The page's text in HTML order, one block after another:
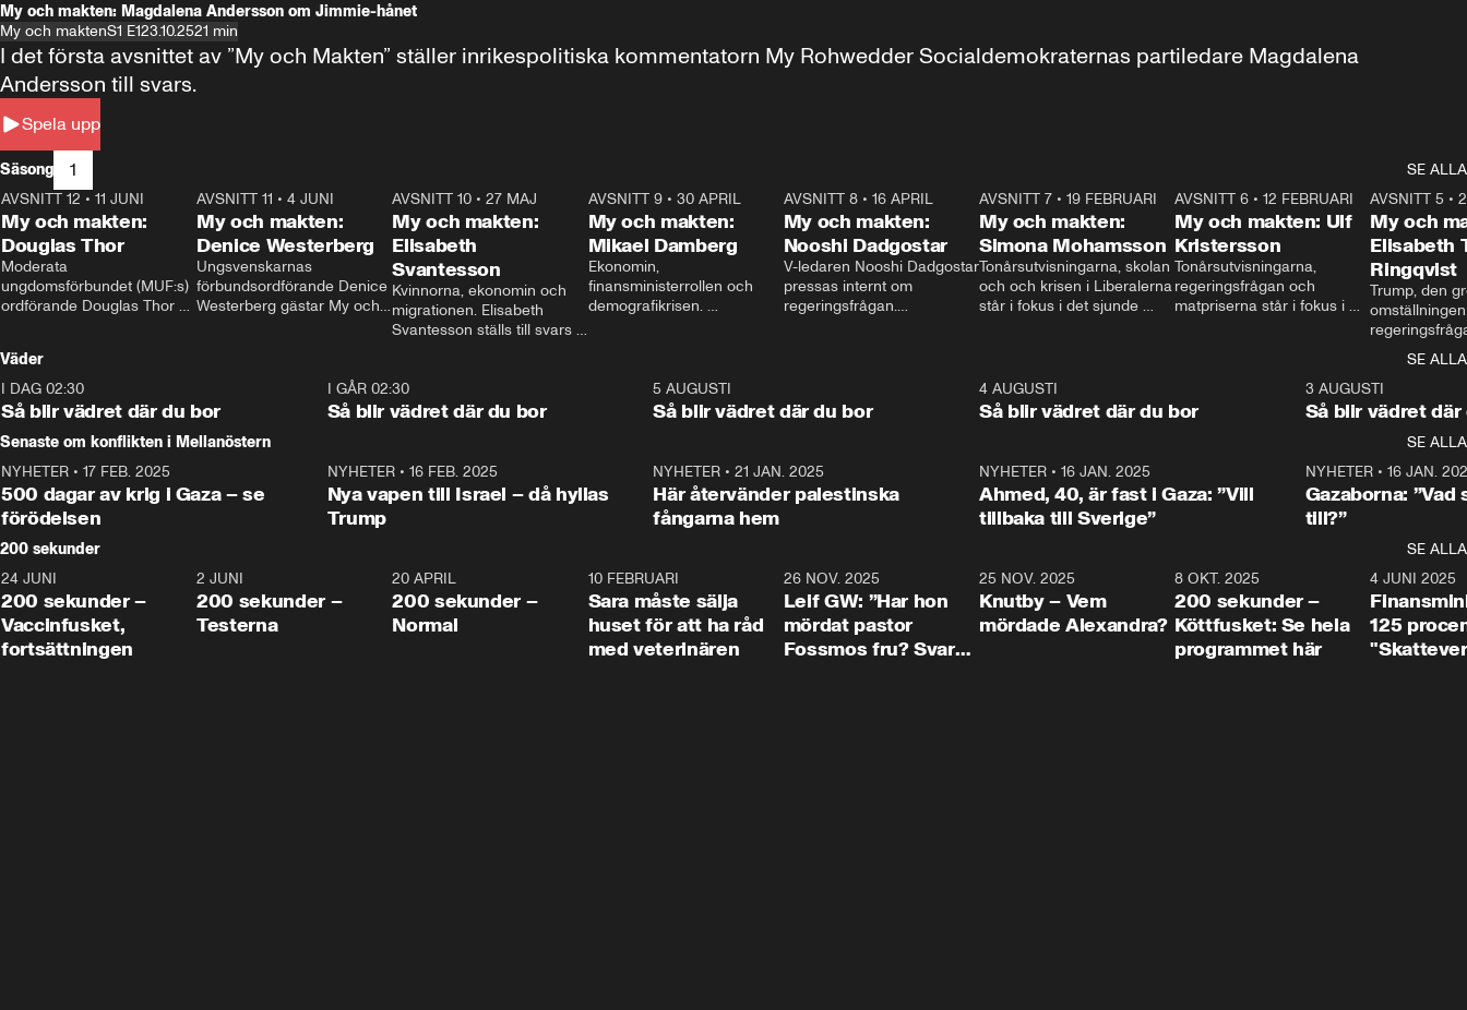
My och makten: Magdalena Andersson om Jimmie-hånet
My och maktenS1 E123.10.2521 min
Spela upp
I det första avsnittet av ”My och Makten” ställer inrikespolitiska kommentatorn My Rohwedder Socialdemokraternas partiledare Magdalena
Andersson till svars.
Säsong 1
SE ALLA
26:27
AVSNITT 12 • 11 JUNI
My och makten:
Douglas Thor
Moderata
ungdomsförbundet (MUF:s)
ordförande Douglas Thor
tonårsutvisningarna och hur
Moderaterna ska locka
väljare till valet i höst.
23:40
AVSNITT 11 •4 JUNI
My och makten:
Denice Westerberg
Ungsvenskarnas
förbundsordförande Denice
Westerberg gästar My och
AVSNITT 10 •27 MAJ
My och makten:
Elisabeth
Svantesson
Kvinnorna, ekonomin och
migrationen. Elisabeth
Svantesson ställs till svars
AVSNITT 9• 30 APRIL
My och makten:
Mikael Damberg
Ekonomin,
finansministerrollen och
demografikrisen.
och Makten.
AVSNITT 8• 16 APRIL
My och makten:
Nooshi Dadgostar
V-ledaren Nooshi Dadgostar
pressas internt om
regeringsfrågan.
– Vi ställer upp i val. Ska vi
vara med så sitter vi förstås
24:30
AVSNITT 7• 19 FEBRUARI
My och makten:
Simona Mohamsson
Tonårsutvisningarna, skolan
och och krisen i Liberalerna
står i fokus i det sjunde
kommentator My
Rohwedder ställer
utbildnings- och
Mohamsson till svars.
27:30
AVSNITT 6 •12 FEBRUARI
My och makten: Ulf
Kristersson
Tonårsutvisningarna,
regeringsfrågan och
matpriserna står i fokus i
Rohwedder ställer
statsminister Ulf Kristersson
AVSNITT 5 •
My och
Elisabeth
Ringqvist
Trump, den
centrum i
avsnittet av
Makten”. Se
Aftonbladets
Rohwedder
Thand Ring
Väder
SE ALLA
I DAG 02:30
Så blir vädret där du bor
1:06
I GÅR 02:30
Så blir vädret där du bor
5 AUGUSTI
Så blir vädret där du bor
4 AUGUSTI
Så blir vädret där du bor
3 AUGUSTI
Så blir vädret där
Senaste om konflikten i Mellanöstern
SE ALLA
NYHETER • 17 FEB. 2025
500 dagar av krig i Gaza – se
förödelsen
NYHETER• 16 FEB. 2025
Nya vapen till Israel – då hyllas
Trump
NYHETER •21 JAN. 2025
Här återvänder palestinska
fångarna hem
NYHETER• 16 JAN. 2025
Ahmed, 40, är fast i Gaza: ”Vill
tillbaka till Sverige”
NYHETER• 16 JAN.
Gazaborna:
till?”
200 sekunder
SE ALLA
5:00
24 JUNI
200 sekunder –
Vaccinfusket,
fortsättningen
4:23
2 JUNI
200 sekunder –
Testerna
20 APRIL
200 sekunder –
Normal
10 FEBRUARI
Sara måste sälja
huset för att ha råd
med veterinären
26 NOV. 2025
Leif GW: ”Har hon
mördat pastor
Fossmos fru? Svar
31:05
25 NOV. 2025
Knutby – Vem
mördade Alexandra?
4:29
8 OKT. 2025
200 sekunder –
Köttfusket: Se hela
programmet här
4 JUNI 2025
125